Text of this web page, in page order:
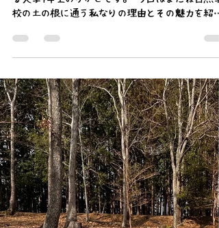
はじめまして！ 土の根に参加し出して3年目にな
します。 ➢土の根プログラムに参加する理由 全
めは「普段経験できないことを人生経験のひとつ
としてやってみたい」、「今しか出来ないことを
したい」という漠然とした興味がきっかけで参加
しました。そこから、mata-neの掲げる理念や土
根に込められた想いなど深い部分にようやく辿り
着いてきた今、当たり前のものや自然への見え方
が変わってきました。例えば「木」のプログラム
では、実際に伐採に携わることでどれほど木を育
てるのに時間がかかるのかや、伐採・その後の加
工の大変さ、林業に携わる方へのリスペクトなど